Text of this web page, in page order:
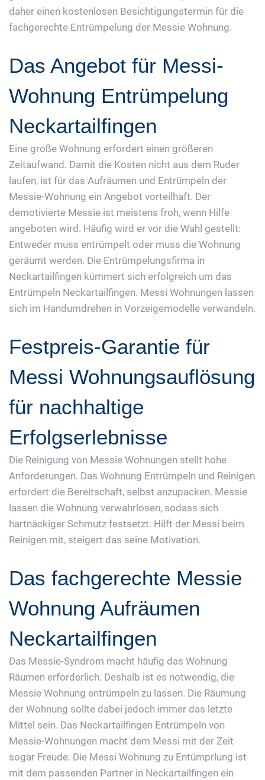
daher einen kostenlosen Besichtigungstermin für die
fachgerechte Entrümpelung der Messie Wohnung.
Das Angebot für Messi-
Wohnung Entrümpelung
Neckartailfingen
Eine große Wohnung erfordert einen größeren
Zeitaufwand. Damit die Kosten nicht aus dem Ruder
laufen, ist für das Aufräumen und Entrümpeln der
Messie-Wohnung ein Angebot vorteilhaft. Der
demotivierte Messie ist meistens froh, wenn Hilfe
angeboten wird. Häufig wird er vor die Wahl gestellt:
Entweder muss entrümpelt oder muss die Wohnung
geräumt werden. Die Entrümpelungsfirma in
Neckartailfingen kümmert sich erfolgreich um das
Entrümpeln Neckartailfingen. Messi Wohnungen lassen
sich im Handumdrehen in Vorzeigemodelle verwandeln.
Festpreis-Garantie für
Messi Wohnungsauflösung
für nachhaltige
Erfolgserlebnisse
Die Reinigung von Messie Wohnungen stellt hohe
Anforderungen. Das Wohnung Entrümpeln und Reinigen
erfordert die Bereitschaft, selbst anzupacken. Messie
lassen die Wohnung verwahrlosen, sodass sich
hartnäckiger Schmutz festsetzt. Hilft der Messi beim
Reinigen mit, steigert das seine Motivation.
Das fachgerechte Messie
Wohnung Aufräumen
Neckartailfingen
Das Messie-Syndrom macht häufig das Wohnung
Räumen erforderlich. Deshalb ist es notwendig, die
Messie Wohnung entrümpeln zu lassen. Die Räumung
der Wohnung sollte dabei jedoch immer das letzte
Mittel sein. Das Neckartailfingen Entrümpeln von
Messie-Wohnungen macht dem Messi mit der Zeit
sogar Freude. Die Messi Wohnung zu Entümprlung ist
mit dem passenden Partner in Neckartailfingen ein